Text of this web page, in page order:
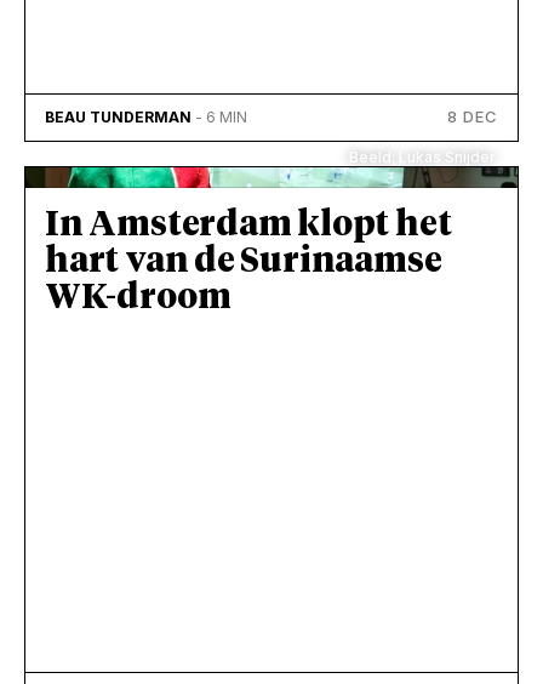
BEAU TUNDERMAN - 6 MIN 8 DEC
Beeld: Lukas Snijder
In Amsterdam klopt het
hart van de Surinaamse
WK-droom